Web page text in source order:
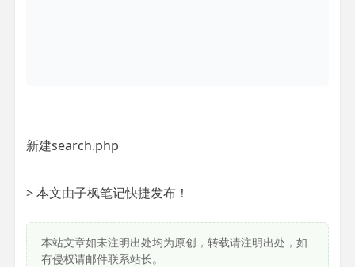
新建search.php
> 本文由子枫笔记快捷发布！
本站文章如未注明出处均为原创，转载请注明出处，如
有侵权请邮件联系站长。